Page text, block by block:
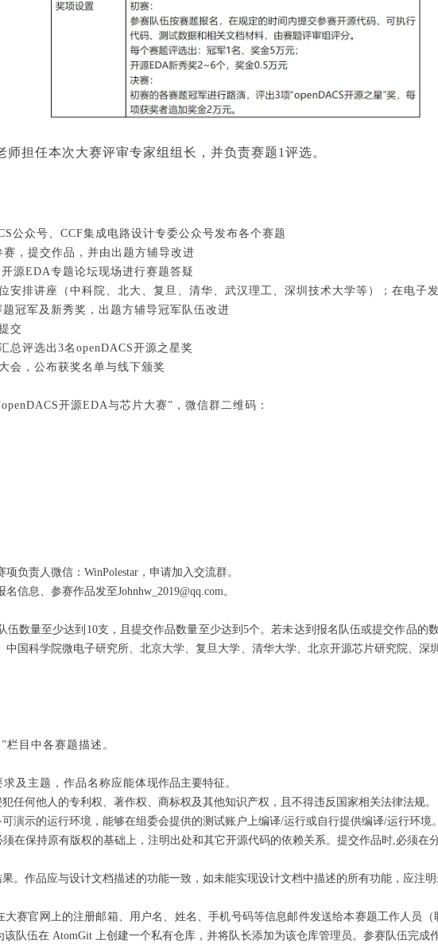
担任本次大赛评审专家组组长，并负责赛题1评选。
公众号、CCF集成电路设计专委公众号发布各个赛题
，提交作品，并由出题方辅导改进
源EDA专题论坛现场进行赛题答疑
排讲座（中科院、北大、复旦、清华、武汉理工、深圳技术大学等）；在电子
冠军及新秀奖，出题方辅导冠军队伍改进
交
总评选出3名openDACS开源之星奖
会，公布获奖名单与线下颁奖
开源EDA与芯片大赛”，微信群二维码：
负责人微信：WinPolestar，申请加入交流群。
信息、参赛作品发至Johnhw_2019@qq.com。
伍数量至少达到10支，且提交作品数量至少达到5个。若未达到报名队伍或提交作品的
国科学院微电子研究所、北京大学、复旦大学、清华大学、北京开源芯片研究院、深
目中各赛题描述。
及主题，作品名称应能体现作品主要特征。
任何他人的专利权、著作权、商标权及其他知识产权，且不得违反国家相关法律法规。
演示的运行环境，能够在组委会提供的测试账户上编译/运行或自行提供编译/运行环境。
在保持原有版权的基础上，注明出处和其它开源代码的依赖关系。提交作品时,必须在
。作品应与设计文档描述的功能一致，如未能实现设计文档中描述的所有功能，应注明
赛官网上的注册邮箱、用户名、姓名、手机号码等信息邮件发送给本赛题工作人员（
该队伍在 AtomGit 上创建一个私有仓库，并将队长添加为该仓库管理员。参赛队伍完